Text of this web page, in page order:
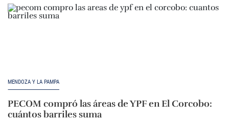
MENDOZA Y LA PAMPA
PECOM compró las áreas de YPF en El Corcobo:
cuántos barriles suma